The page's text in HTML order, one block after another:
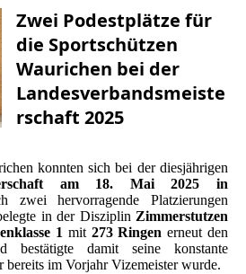
Zwei Podestplätze für
die Sportschützen
Waurichen bei der
Landesverbandsmeiste
rschaft 2025
konnten sich bei der diesjährigen
am 18. Mai 2025 in
zwei hervorragende Platzierungen
in der Disziplin Zimmerstutzen
1 mit 273 Ringen erneut den
damit seine konstante
bereits im Vorjahr Vizemeister wurde.